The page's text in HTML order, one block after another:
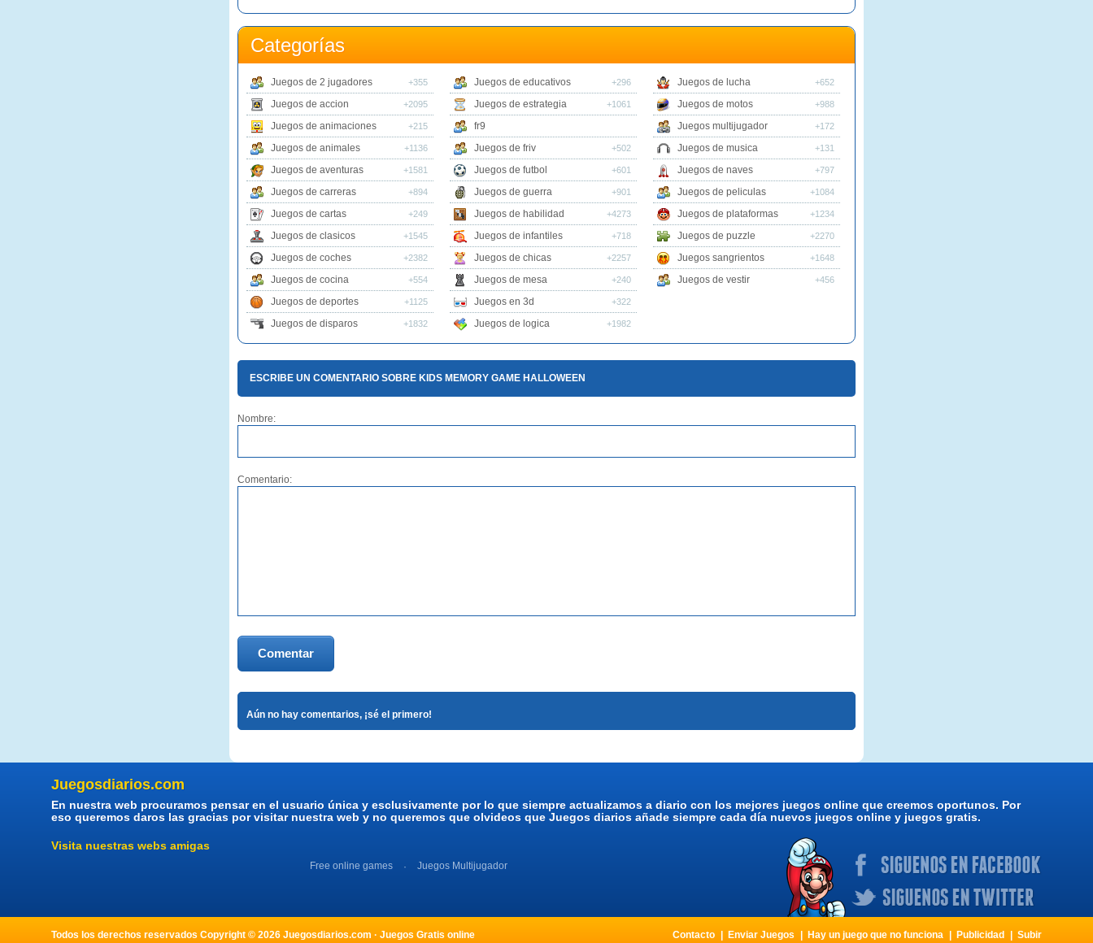
Categorías
Juegos de 2 jugadores +355
Juegos de accion +2095
Juegos de animaciones +215
Juegos de animales +1136
Juegos de aventuras +1581
Juegos de carreras +894
Juegos de cartas +249
Juegos de clasicos +1545
Juegos de coches +2382
Juegos de cocina +554
Juegos de deportes +1125
Juegos de disparos +1832
Juegos de educativos +296
Juegos de estrategia +1061
fr9
Juegos de friv
+502
Juegos de futbol +601
Juegos de guerra +901
Juegos de habilidad +4273
Juegos de infantiles +718
Juegos de chicas +2257
Juegos de mesa +240
Juegos en 3d +322
Juegos de logica +1982
Juegos de lucha +652
Juegos de motos +988
Juegos multijugador +172
Juegos de musica +131
Juegos de naves +797
Juegos de peliculas +1084
Juegos de plataformas +1234
Juegos de puzzle +2270
Juegos sangrientos +1648
Juegos de vestir +456
ESCRIBE UN COMENTARIO SOBRE KIDS MEMORY GAME HALLOWEEN
Nombre:
Comentario:
Comentar
Aún no hay comentarios, ¡sé el primero!
Juegosdiarios.com
En nuestra web procuramos pensar en el usuario única y esclusivamente por lo que siempre actualizamos a diario con los mejores juegos online que creemos oportunos. Por
eso queremos daros las gracias por visitar nuestra web y no queremos que olvideos que Juegos diarios añade siempre cada día nuevos juegos online y juegos gratis.
Visita nuestras webs amigas
Free online games Juegos Multijugador
Todos los derechos reservados Copyright © 2026 Juegosdiarios.com · Juegos Gratis online Contacto Enviar Juegos Hay un juego que no funciona Publicidad Subir